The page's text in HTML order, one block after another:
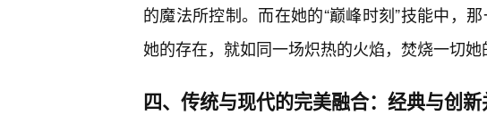
的魔法所控制。而在她的“巅峰时刻”技能中，
她的存在，就如同一场炽热的火焰，焚烧一切她
四、传统与现代的完美融合：经典与创